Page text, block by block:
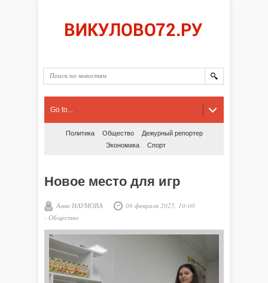
Go to...
Политика Общество
Дежурный репортер
Экономика
Спорт
Новое место для игр
Анна НАУМОВА
08 февраля 2025, 10:00
- Общество